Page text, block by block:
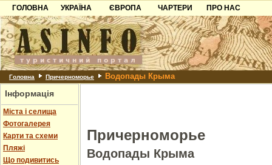
ГОЛОВНА
УКРАЇНА
Карпати
Азов
Причорноморря
Шацьк
ЄВРОПА
Чорногорія
Хорватія
Болгарія
Албанія
ЧАРТЕРИ
ПРО НАС
Контакти
Партнерам
Додати готель
Головна Причерноморье Водопады Крыма
Інформація
Міста і селища
Фотогалерея
Карти та схеми
Пляжі
Що подивитись
Причерноморье
Водопады Крыма